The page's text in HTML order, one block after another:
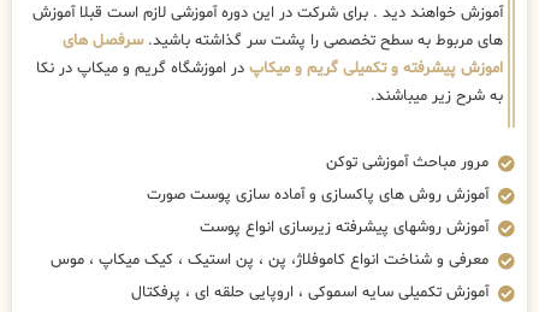
آموزش خواهند دید . برای شرکت در این دوره آموزشی لازم است قبلا آموزش
های مربوط به سطح تخصصی را پشت سر گذاشته باشید.سرفصل های
اموزش پیشرفته و تکمیلی گریم و میکاپ در اموزشگاه گریم و میکاپ در نکا
به شرح زیر میباشند.
مرور مباحث آموزشی توکن
آموزش روش های پاکسازی و آماده سازی پوست صورت
آموزش روشهای پیشرفته زیرسازی انواع پوست
معرفی و شناخت انواع کاموفلاژ، پن ، پن استیک ، کیک میکاپ ، موس
آموزش تکمیلی سایه اسموکی ، اروپایی حلقه ای ، پرفکتال